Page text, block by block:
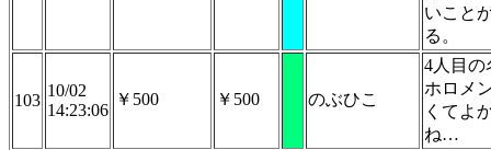
いこと
る。
103
10/02
14:23:06
￥500 ￥500 のぶひこ
4人目の
ホロメ
くてよ
ね…